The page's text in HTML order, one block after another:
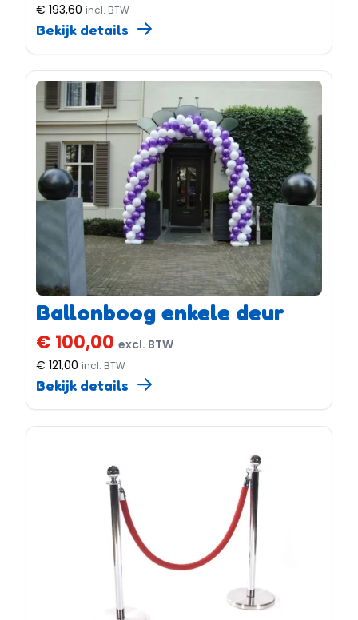
€ 193,60 incl. BTW
Bekijk details
Ballonboog enkele deur
€ 100,00 excl. BTW
€ 121,00 incl. BTW
Bekijk details